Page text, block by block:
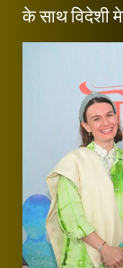
के साथ विदेशी